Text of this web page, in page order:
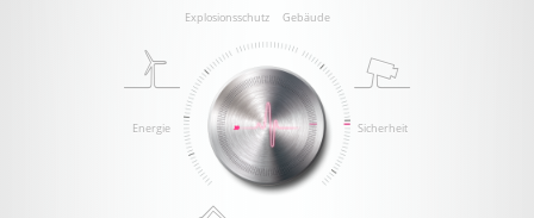
Energie
Explosionsschutz
Sicherheit
Gebäude